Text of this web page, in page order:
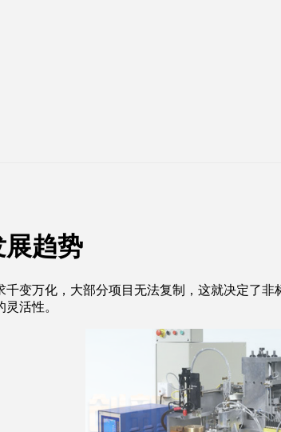
趋势
千变万化，大部分项目无法复制，这就决定了
活性。